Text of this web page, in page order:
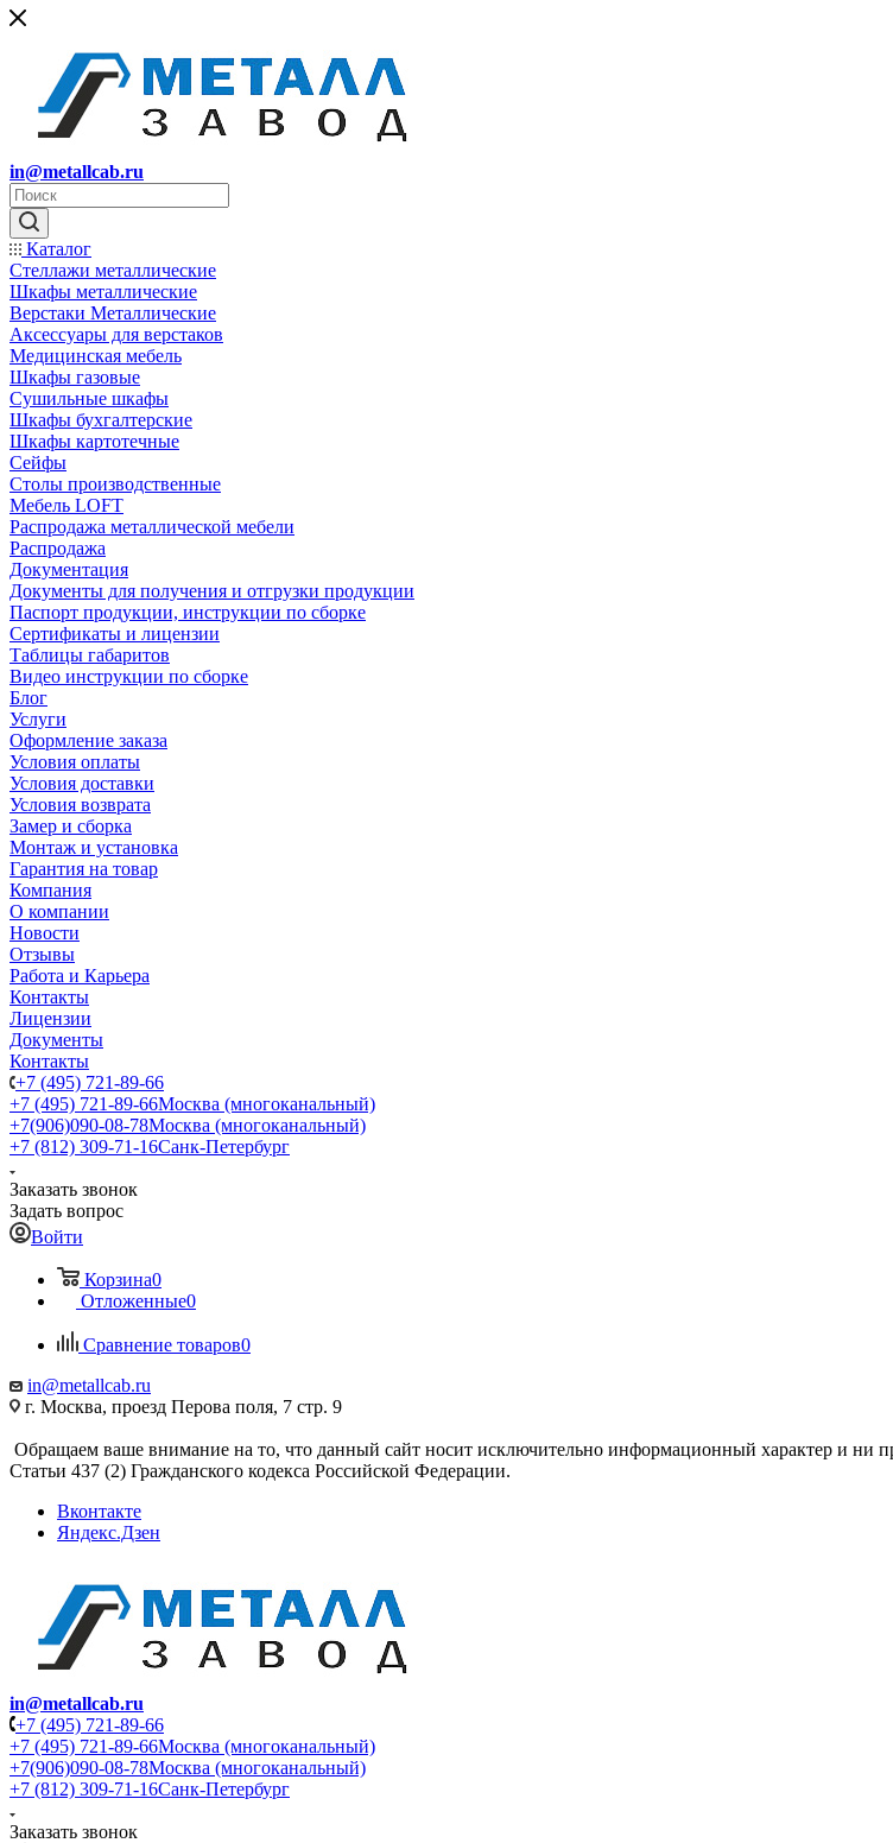
in@metallcab.ru
Каталог
Стеллажи металлические
Шкафы металлические
Верстаки Металлические
Аксессуары для верстаков
Медицинская мебель
Шкафы газовые
Сушильные шкафы
Шкафы бухгалтерские
Шкафы картотечные
Сейфы
Столы производственные
Мебель LOFT
Распродажа металлической мебели
Распродажа
Документация
Документы для получения и отгрузки продукции
Паспорт продукции, инструкции по сборке
Сертификаты и лицензии
Таблицы габаритов
Видео инструкции по сборке
Блог
Услуги
Оформление заказа
Условия оплаты
Условия доставки
Условия возврата
Замер и сборка
Монтаж и установка
Гарантия на товар
Компания
О компании
Новости
Отзывы
Работа и Карьера
Контакты
Лицензии
Документы
Контакты
+7 (495) 721-89-66
+7 (495) 721-89-66Москва (многоканальный)
+7(906)090-08-78Москва (многоканальный)
+7 (812) 309-71-16Санк-Петербург
Заказать звонок
Задать вопрос
Войти
Корзина0
Отложенные0
Сравнение товаров0
in@metallcab.ru
г. Москва, проезд Перова поля, 7 стр. 9
Обращаем ваше внимание на то, что данный сайт носит исключительно информационный характер и ни
Статьи 437 (2) Гражданского кодекса Российской Федерации.
Вконтакте
Яндекс.Дзен
in@metallcab.ru
+7 (495) 721-89-66
+7 (495) 721-89-66Москва (многоканальный)
+7(906)090-08-78Москва (многоканальный)
+7 (812) 309-71-16Санк-Петербург
Заказать звонок